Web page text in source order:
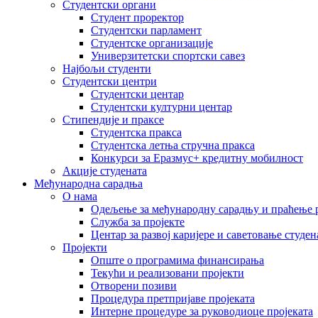
Студентски органи
Студент проректор
Студентски парламент
Студентске организације
Универзитетски спортски савез
Најбољи студенти
Студентски центри
Студентски центар
Студентски културни центар
Стипендије и праксе
Студентска пракса
Студентска летња стручна пракса
Конкурси за Еразмус+ кредитну мобилност
Акције студената
Међународна сарадња
О нама
Одељење за међународну сарадњу и праћење
Служба за пројекте
Центар за развој каријере и саветовање
Пројекти
Опште о програмима финансирања
Текући и реализовани пројекти
Отворени позиви
Процедура претпријаве пројеката
Интерне процедуре за руководиоце пројеката